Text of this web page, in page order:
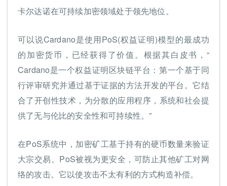
卡尔达诺在可持续加密领域处于领先地位。
可以说Cardano是使用PoS(权益证明)模型的最成功
的加密货币，已经获得了价值。根据其白皮书，“
Cardano是一个权益证明区块链平台：第一个基于同
行评审研究并通过基于证据的方法开发的平台。它结
合了开创性技术，为分散的应用程序，系统和社会提
供了无与伦比的安全性和可持续性。”
在PoS系统中，加密矿工基于持有的硬币数量来验证
大宗交易。PoS被视为更安全，可防止其他矿工对网
络的攻击。它以使攻击不太有利的方式构造补偿。